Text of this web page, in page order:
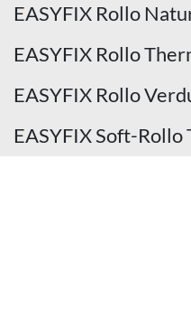
EASYFIX Rollo
EASYFIX Rollo
EASYFIX Rollo
EASYFIX Soft-Rollo